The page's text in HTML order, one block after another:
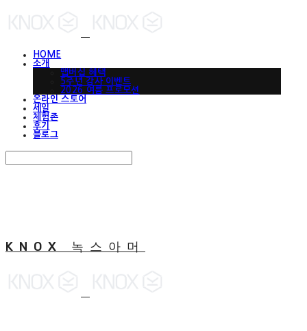
HOME
소개
맵버십 혜택
5주년 감사 이벤트
2026 여름 프로모션
온라인 스토어
세일
체험존
후기
블로그
KNOX 녹스아머